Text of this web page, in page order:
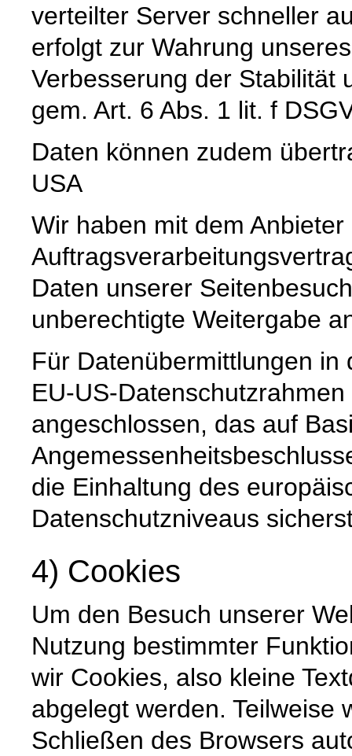
verteilter Server schneller
erfolgt zur Wahrung
Verbesserung der Stabilität
gem. Art. 6 Abs. 1 lit. f
Daten können zudem
USA
Wir haben mit dem Anbieter
Daten unserer
unberechtigte Weitergabe
Für Datenübermittlungen in
EU-US-
angeschlossen, das auf
die Einhaltung des
Datenschutzniveaus
4) Cookies
Um den Besuch unserer
Nutzung bestimmter
wir Cookies, also kleine
abgelegt werden. Teilweise
Schließen des Browsers